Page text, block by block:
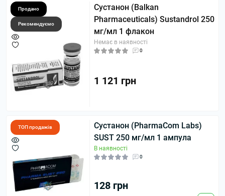
Продано
Рекомендуємо
Сустанон (Balkan
Pharmaceuticals) Sustandrol 250
мг/мл 1 флакон
Немає в наявності
0
1 121 грн
ТОП продажів
Сустанон (PharmaCom Labs)
SUST 250 мг/мл 1 ампула
В наявності
0
128 грн